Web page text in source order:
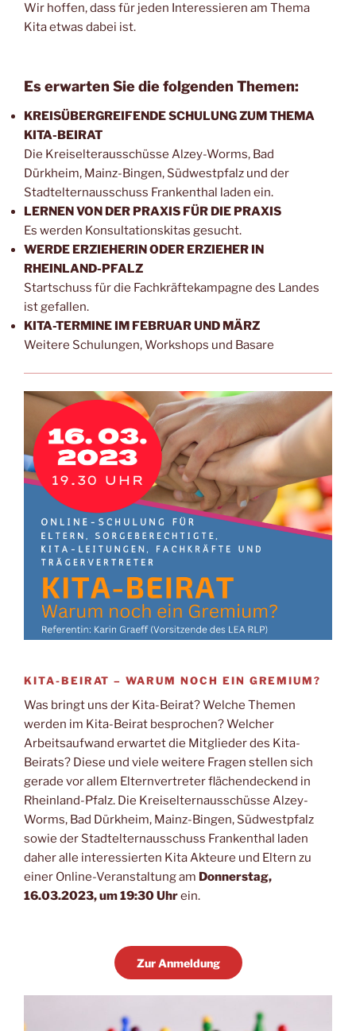
Wir hoffen, dass für jeden Interessieren am Thema
Kita etwas dabei ist.
Es erwarten Sie die folgenden Themen:
KREISÜBERGREIFENDE SCHULUNG ZUM THEMA
KITA-BEIRAT
Die Kreiselterausschüsse Alzey-Worms, Bad
Dürkheim, Mainz-Bingen, Südwestpfalz und der
Stadtelternausschuss Frankenthal laden ein.
LERNEN VON DER PRAXIS FÜR DIE PRAXIS
Es werden Konsultationskitas gesucht.
WERDE ERZIEHERIN ODER ERZIEHER IN
RHEINLAND-PFALZ
Startschuss für die Fachkräftekampagne des Landes
ist gefallen.
KITA-TERMINE IM FEBRUAR UND MÄRZ
Weitere Schulungen, Workshops und Basare
KITA-BEIRAT – WARUM NOCH EIN GREMIUM?
Was bringt uns der Kita-Beirat? Welche Themen
werden im Kita-Beirat besprochen? Welcher
Arbeitsaufwand erwartet die Mitglieder des Kita-
Beirats? Diese und viele weitere Fragen stellen sich
gerade vor allem Elternvertreter flächendeckend in
Rheinland-Pfalz. Die Kreiselternausschüsse Alzey-
Worms, Bad Dürkheim, Mainz-Bingen, Südwestpfalz
sowie der Stadtelternausschuss Frankenthal laden
daher alle interessierten Kita Akteure und Eltern zu
einer Online-Veranstaltung am Donnerstag,
16.03.2023, um 19:30 Uhrein.
Zur Anmeldung